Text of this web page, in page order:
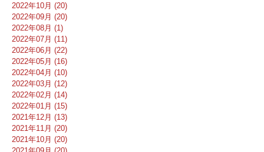
2022年10月 (20)
2022年09月 (20)
2022年08月 (1)
2022年07月 (11)
2022年06月 (22)
2022年05月 (16)
2022年04月 (10)
2022年03月 (12)
2022年02月 (14)
2022年01月 (15)
2021年12月 (13)
2021年11月 (20)
2021年10月 (20)